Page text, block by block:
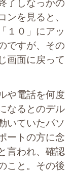
了しなっかの
ンを見ると、
１０」にアッ
ですが、その
画面に戻って
や電話を何度
なるとのデル
いていたパソ
ートの方に念
言われ、確認
こと。その後